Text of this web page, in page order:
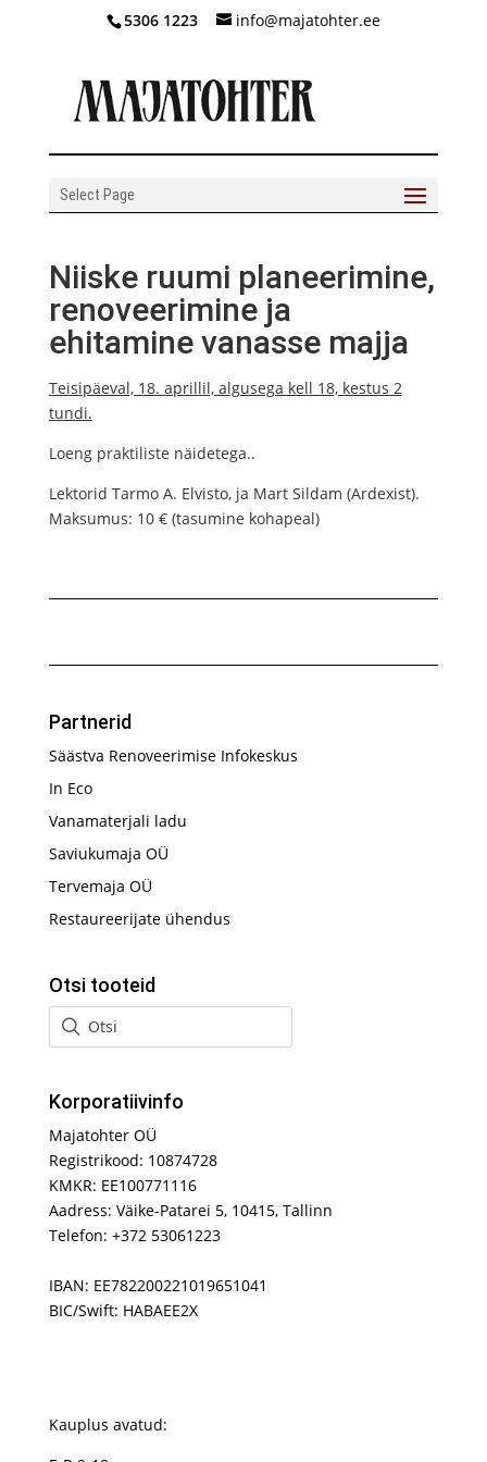
5306 1223 info@majatohter.ee
Select Page
Niiske ruumi planeerimine,
renoveerimine ja
ehitamine vanasse majja
Teisipäeval, 18. aprillil, algusega kell 18, kestus 2
tundi.
Loeng praktiliste näidetega..
Lektorid Tarmo A. Elvisto, ja Mart Sildam (Ardexist).
Maksumus: 10 € (tasumine kohapeal)
Partnerid
Säästva Renoveerimise Infokeskus
In Eco
Vanamaterjali ladu
Saviukumaja OÜ
Tervemaja OÜ
Restaureerijate ühendus
Otsi tooteid
Korporatiivinfo
Majatohter OÜ
Registrikood: 10874728
KMKR: EE100771116
Aadress: Väike-Patarei 5, 10415, Tallinn
Telefon: +372 53061223
IBAN: EE782200221019651041
BIC/Swift: HABAEE2X
Kauplus avatud: